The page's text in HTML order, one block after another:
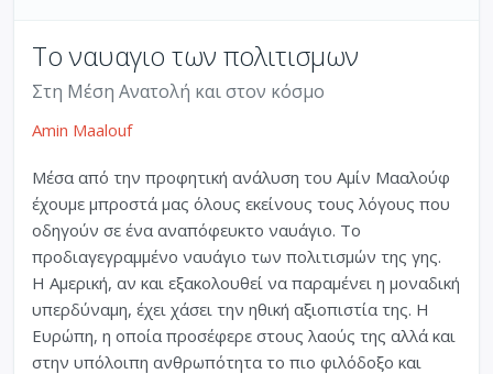
Το ναυαγιο των πολιτισμων
Στη Μέση Ανατολή και στον κόσμο
Amin Maalouf
Μέσα από την προφητική ανάλυση του Αμίν Μααλούφ
έχουμε μπροστά μας όλους εκείνους τους λόγους που
οδηγούν σε ένα αναπόφευκτο ναυάγιο. Το
προδιαγεγραμμένο ναυάγιο των πολιτισμών της γης.
Η Αμερική, αν και εξακολουθεί να παραμένει η μοναδική
υπερδύναμη, έχει χάσει την ηθική αξιοπιστία της. Η
Ευρώπη, η οποία προσέφερε στους λαούς της αλλά και
στην υπόλοιπη ανθρωπότητα το πιο φιλόδοξο και